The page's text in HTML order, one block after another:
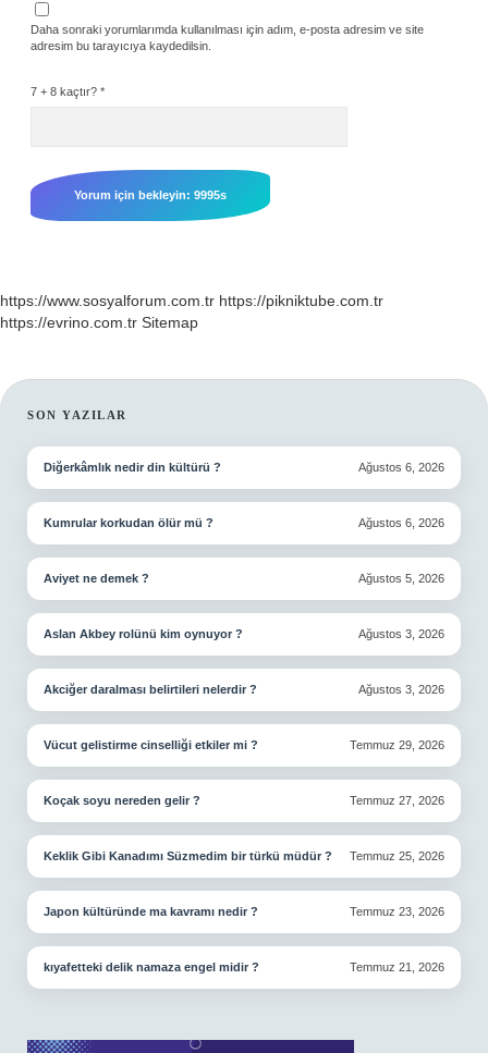
Daha sonraki yorumlarımda kullanılması için adım, e-posta adresim ve site
adresim bu tarayıcıya kaydedilsin.
7 + 8 kaçtır? *
https://www.sosyalforum.com.tr https://pikniktube.com.tr
https://evrino.com.tr Sitemap
SIDEBAR
SON YAZILAR
Diğerkâmlık nedir din kültürü ? Ağustos 6, 2026
Kumrular korkudan ölür mü ? Ağustos 6, 2026
Aviyet ne demek ? Ağustos 5, 2026
Aslan Akbey rolünü kim oynuyor ? Ağustos 3, 2026
Akciğer daralması belirtileri nelerdir ? Ağustos 3, 2026
Vücut gelistirme cinselliği etkiler mi ? Temmuz 29, 2026
Koçak soyu nereden gelir ? Temmuz 27, 2026
Keklik Gibi Kanadımı Süzmedim bir türkü müdür ? Temmuz 25, 2026
Japon kültüründe ma kavramı nedir ? Temmuz 23, 2026
kıyafetteki delik namaza engel midir ? Temmuz 21, 2026